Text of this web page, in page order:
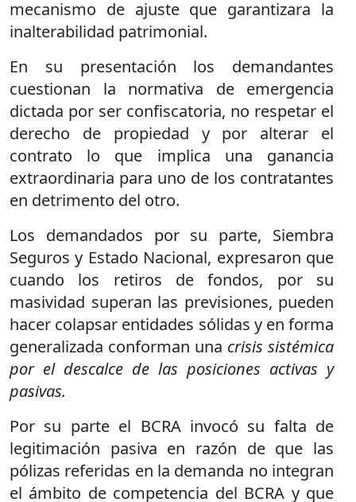
mecanismo de ajuste que garantizara la
inalterabilidad patrimonial.
En su presentación los demandantes
cuestionan la normativa de emergencia
dictada por ser confiscatoria, no respetar el
derecho de propiedad y por alterar el
contrato lo que implica una ganancia
extraordinaria para uno de los contratantes
en detrimento del otro.
Los demandados por su parte, Siembra
Seguros y Estado Nacional, expresaron que
cuando los retiros de fondos, por su
masividad superan las previsiones, pueden
hacer colapsar entidades sólidas y en forma
generalizada conforman una crisis sistémica
por el descalce de las posiciones activas y
pasivas.
Por su parte el BCRA invocó su falta de
legitimación pasiva en razón de que las
pólizas referidas en la demanda no integran
el ámbito de competencia del BCRA y que